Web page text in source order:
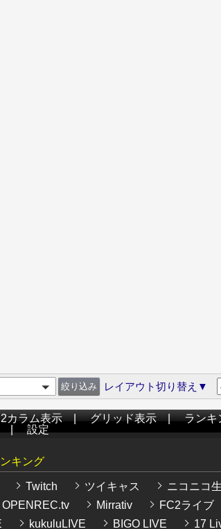
レイアウト切り替え▼
2カラム表示|グリッド表示|ランキ
設定
キング
Twitch ツイキャス ニコニコ
OPENREC.tv Mirrativ FC2ライブ
kukuluLIVE BIGO LIVE 17